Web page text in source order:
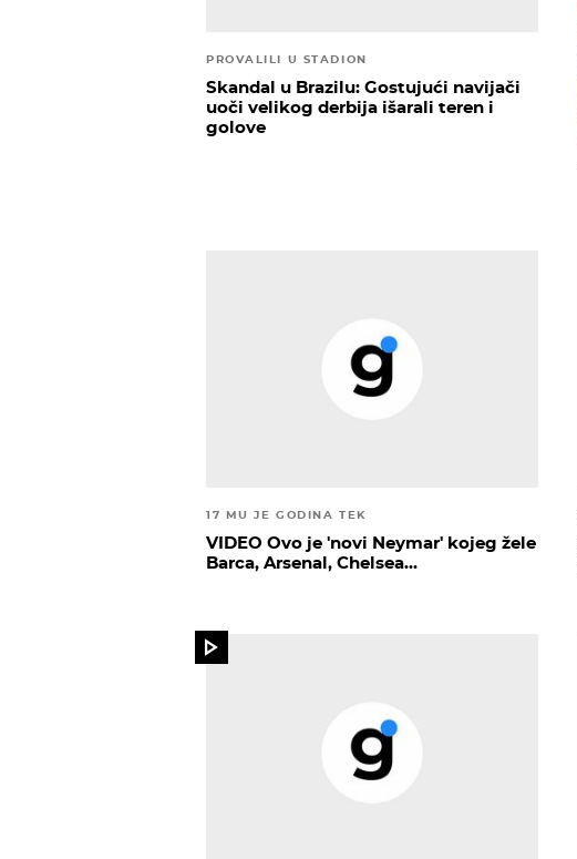
PROVALILI U STADION
Skandal u Brazilu: Gostujući navijači
uoči velikog derbija išarali teren i
golove
17 MU JE GODINA TEK
VIDEO Ovo je 'novi Neymar' kojeg žele
Barca, Arsenal, Chelsea...